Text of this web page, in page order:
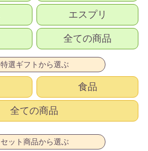
エスプリ
全ての商品
特選ギフトから選ぶ
食品
全ての商品
セット商品から選ぶ